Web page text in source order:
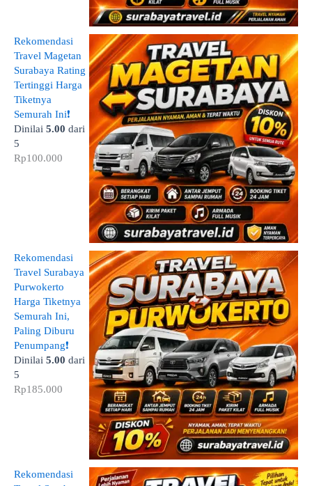
Rekomendasi
Travel Magetan
Surabaya Rating
Tertinggi Harga
Tiketnya
Semurah Ini❗
Dinilai 5.00 dari
5
Rp100.000
Rekomendasi
Travel Surabaya
Purwokerto
Harga Tiketnya
Semurah Ini,
Paling Diburu
Penumpang❗
Dinilai 5.00 dari
5
Rp185.000
Rekomendasi